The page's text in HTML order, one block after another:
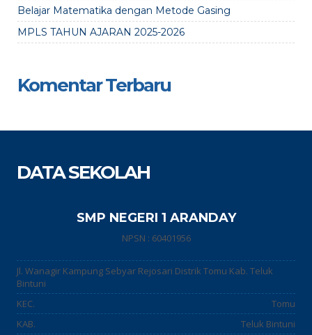
Belajar Matematika dengan Metode Gasing
MPLS TAHUN AJARAN 2025-2026
Komentar Terbaru
DATA SEKOLAH
SMP NEGERI 1 ARANDAY
NPSN : 60401956
Jl. Wanagir Kampung Sebyar Rejosari Distrik Tomu Kab. Teluk
Bintuni
KEC.
Tomu
KAB.
Teluk Bintuni